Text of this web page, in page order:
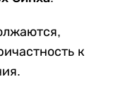
к